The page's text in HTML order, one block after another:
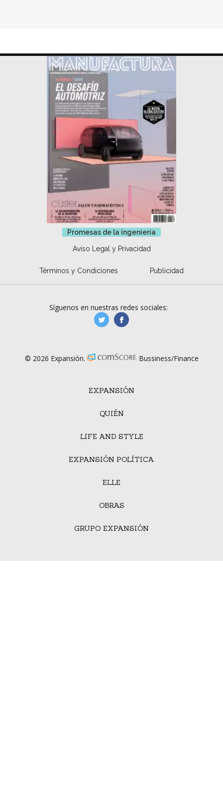
Promesas de la ingeniería
Aviso Legal y Privacidad
Términos y Condiciones Publicidad
EXPANSIÓN
QUIÉN
LIFE AND STYLE
EXPANSIÓN POLÍTICA
ELLE
OBRAS
GRUPO EXPANSIÓN
Síguenos en nuestras redes sociales:
manufacturaGE
© 2026 Expansión. Bussiness/Finance